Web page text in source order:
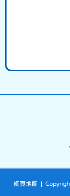
網頁地圖 |